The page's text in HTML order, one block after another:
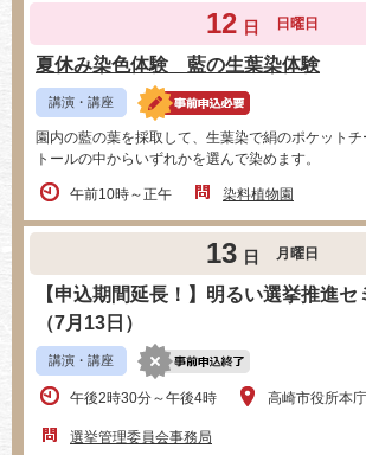
12 日 日曜日
夏休み染色体験 藍の生葉染体験
講演・講座
園内の藍の葉を採取して、生葉染で絹のポケット
トールの中からいずれかを選んで染めます。
午前10時～正午 染料植物園
13 日 月曜日
【申込期間延長！】明るい選挙推進セ
（7月13日）
講演・講座
午後2時30分～午後4時 高崎市役所本
選挙管理委員会事務局